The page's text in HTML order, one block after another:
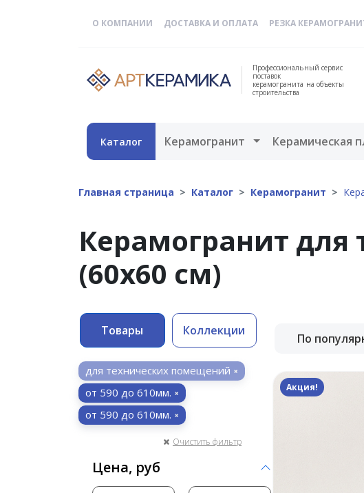
О КОМПАНИИ ДОСТАВКА И ОПЛАТА РЕЗКА
Профессиональный сервис
поставок
керамогранита на объекты
строительства
Каталог Керамогранит Открыть меню
Керамическая
Главная страница Каталог Керамогранит
Керамогранит для
(60х60 см)
Товары Коллекции
для технических помещений
от 590 до 610мм.
от 590 до 610мм.
Очистить фильтр
Цена, руб
По
Акция!